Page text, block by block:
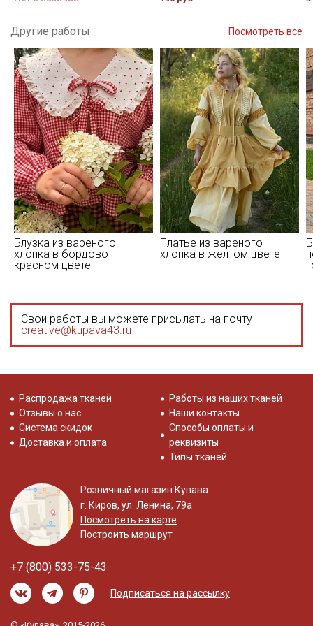
Другие работы Посмотреть все
Блузка из вареного
хлопка в бордово-
красном цвете
Платье из вареного
хлопка в желтом цвете
Свои работы вы можете присылать на почту
creative@kupava43.ru
Распродажа тканей
Отзывы о нас
Система скидок
Доставка и оплата
Работы из наших тканей
Наши контакты
Способы оплаты и
реквизиты
Типы тканей
Розничный магазин Купава
г. Киров, ул. Ленина, 79а
Посмотреть на карте
Построить маршрут
+7 (800) 533-75-43
Подписаться на рассылку